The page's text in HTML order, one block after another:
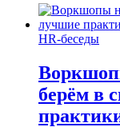
HR-беседы
берём в